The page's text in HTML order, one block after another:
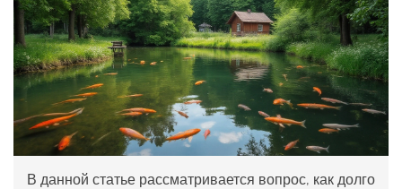
В данной статье рассматривается вопрос, как долго